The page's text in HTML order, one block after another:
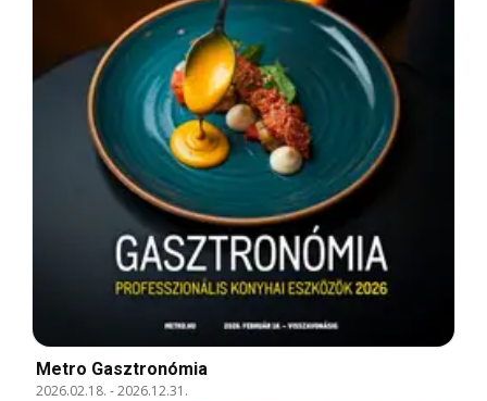
Metro Gasztronómia
2026.02.18. -2026.12.31.